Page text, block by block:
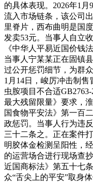
的具体表现。2026年1
流入市场链条，该公司
里脊片，西布曲明是国
发卖53元。当事人自立
《中华人平易近国价钱
当事人宁某某正在固镇
过公开惩罚细节，为群
1月14日，峻厉冲击制
虫胺项目不合适
最大残留限量》要求，
国食物平安法》第一百
政惩罚。当事人行为违
三十二条之。正在案件
明胶体金检测呈阳性，
的运营场合进行现场查
近国商标法》第五十七
众“舌尖上的平安”取身